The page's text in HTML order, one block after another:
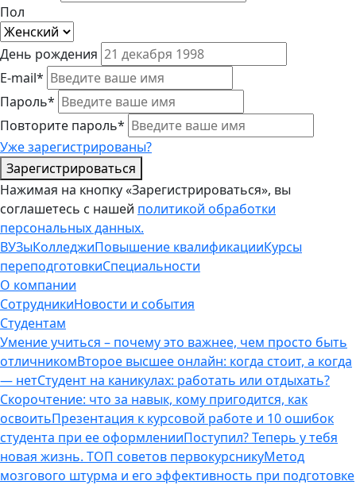
Пол
День рождения
E-mail*
Пароль*
Повторите пароль*
Уже зарегистрированы?
Зарегистрироваться
Нажимая на кнопку «Зарегистрироваться», вы
соглашетесь с нашей политикой обработки
персональных данных.
ВУЗыКолледжиПовышение квалификацииКурсы
переподготовкиСпециальности
О компании
СотрудникиНовости и события
Студентам
Умение учиться – почему это важнее, чем просто быть
отличникомВторое высшее онлайн: когда стоит, а когда
— нетСтудент на каникулах: работать или отдыхать?
Скорочтение: что за навык, кому пригодится, как
освоитьПрезентация к курсовой работе и 10 ошибок
студента при ее оформленииПоступил? Теперь у тебя
новая жизнь. ТОП советов первокурсникуМетод
мозгового штурма и его эффективность при подготовке